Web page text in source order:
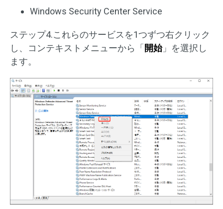
Windows Security Center Service
ステップ4.これらのサービスを1つずつ右クリック
し、コンテキストメニューから「開始」を選択し
ます。